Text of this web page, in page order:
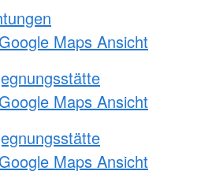
Maps Ansicht
Maps Ansicht
Maps Ansicht